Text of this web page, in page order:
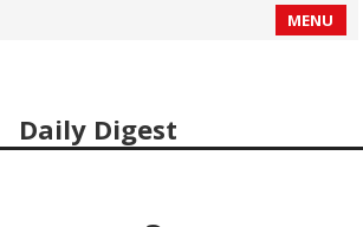
MENU
Daily Digest